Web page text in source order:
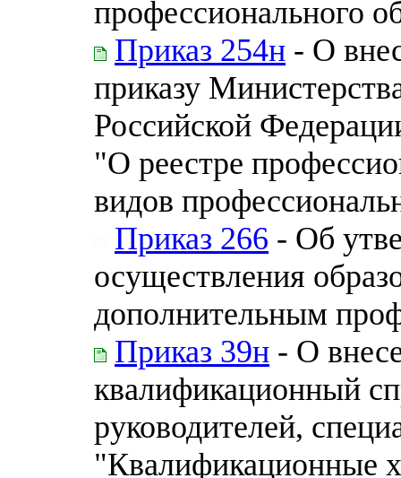
профессионального
Приказ 254н - О
приказу
Российской
"О реестре
видов
Приказ 266 - Об
осуществления
дополнительным
Приказ 39н - О
квалификационный
руководителей,
"Квалификационные